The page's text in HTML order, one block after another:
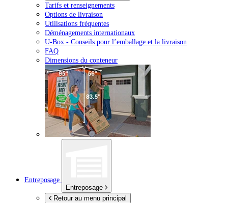
Tarifs et renseignements
Options de livraison
Utilisations fréquentes
Déménagements internationaux
U-Box - Conseils pour l’emballage et la livraison
FAQ
Dimensions du conteneur
Entreposage
Entreposage
Retour au menu principal